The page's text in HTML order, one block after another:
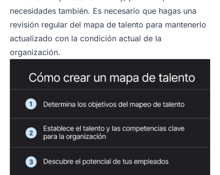
necesidades también. Es necesario que hagas una
revisión regular del mapa de talento para mantenerlo
actualizado con la condición actual de la
organización.